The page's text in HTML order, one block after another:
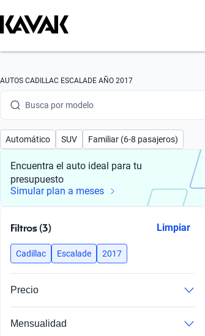
AUTOS CADILLAC ESCALADE AÑO 2017
Busca por marca
Busca por modelo
Busca por versión
Busca por marca
Busca por año
Automático SUV Familiar (6-8 pasajeros)
Encuentra el auto ideal para tu
presupuesto
Simular plan a meses
Filtros (3) Limpiar
Cadillac Escalade 2017
Precio
Mensualidad